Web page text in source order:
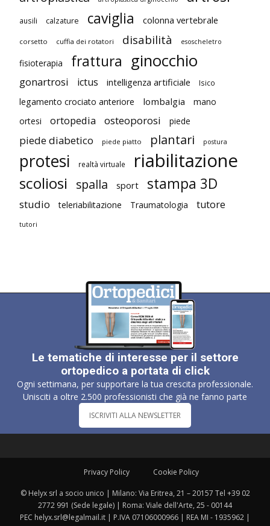
ausili calzature caviglia colonna vertebrale
corsetto cuffia dei rotatori disabilità esoscheletro
fisioterapia frattura ginocchio
gonartrosi ictus intelligenza artificiale Isico
legamento crociato anteriore lombalgia
mano
ortesi
ortopedia osteoporosi piede
piede diabetico piede piatto plantari postura
protesi realtà virtuale riabilitazione
scoliosi spalla sport stampa 3D
studio teleriabilitazione Traumatologia tutore
tutori
Le tematiche di interesse per il settore
ortopedico a portata di click
Ogni settimana, per supportare la tua crescita professionale.
Unisciti a oltre 2.500 professionisti che già ne fanno parte
ISCRIVITI ALLA NEWSLETTER
Privacy Policy Cookie Policy
© Helyx srl a socio unico | Milano: Via Eritrea, 21 – 20157 Tel +39 02
2772 991 (Sede legale) | Roma: Viale dell'Arte, 25 - 00144
PEC helyx.srl@legalmail.it | P.IVA 07106000966 | REA MI - 1935962 |